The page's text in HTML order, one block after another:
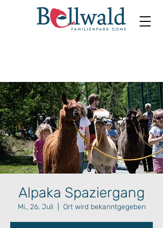
Alpaka Spaziergang
Mi., 26. Juli
  |
Ort wird bekanntgegeben